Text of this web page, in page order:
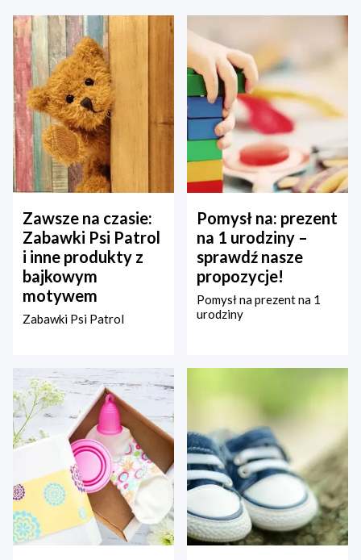
Zawsze na czasie:
Zabawki Psi Patrol
i inne produkty z
bajkowym
motywem
Zabawki Psi Patrol
Pomysł na: prezent
na 1 urodziny –
sprawdź nasze
propozycje!
Pomysł na prezent na 1
urodziny